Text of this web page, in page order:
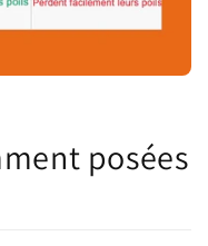
posées